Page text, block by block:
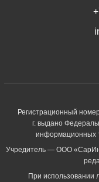
Регистрационный
г. выдано
информационных
Учредитель — ООО
При